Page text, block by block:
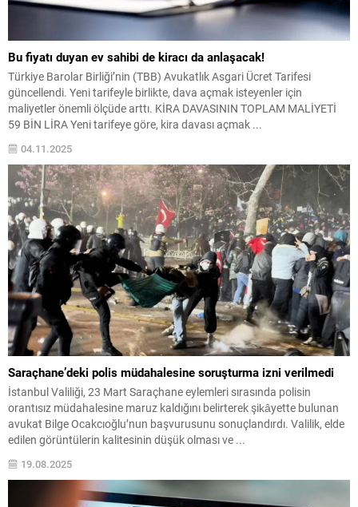
Bu fiyatı duyan ev sahibi de kiracı da anlaşacak!
Türkiye Barolar Birliği’nin (TBB) Avukatlık Asgari Ücret Tarifesi
güncellendi. Yeni tarifeyle birlikte, dava açmak isteyenler için
maliyetler önemli ölçüde arttı. KİRA DAVASININ TOPLAM MALİYETİ
59 BİN LİRA Yeni tarifeye göre, kira davası açmak ...
04.11.2025
Saraçhane’deki polis müdahalesine soruşturma izni verilmedi
İstanbul Valiliği, 23 Mart Saraçhane eylemleri sırasında polisin
orantısız müdahalesine maruz kaldığını belirterek şikâyette bulunan
avukat Bilge Ocakcıoğlu’nun başvurusunu sonuçlandırdı. Valilik, elde
edilen görüntülerin kalitesinin düşük olması ve ...
19.08.2025